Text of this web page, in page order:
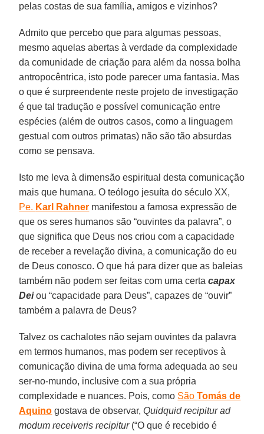
pelas costas de sua família, amigos e vizinhos?
Admito que percebo que para algumas pessoas,
mesmo aquelas abertas à verdade da complexidade
da comunidade de criação para além da nossa bolha
antropocêntrica, isto pode parecer uma fantasia. Mas
o que é surpreendente neste projeto de investigação
é que tal tradução e possível comunicação entre
espécies (além de outros casos, como a linguagem
gestual com outros primatas) não são tão absurdas
como se pensava.
Isto me leva à dimensão espiritual desta comunicação
mais que humana. O teólogo jesuíta do século XX,
Pe. Karl Rahner manifestou a famosa expressão de
que os seres humanos são “ouvintes da palavra”, o
que significa que Deus nos criou com a capacidade
de receber a revelação divina, a comunicação do eu
de Deus conosco. O que há para dizer que as baleias
também não podem ser feitas com uma certacapax
Deiou “capacidade para Deus”, capazes de “ouvir”
também a palavra de Deus?
Talvez os cachalotes não sejam ouvintes da palavra
em termos humanos, mas podem ser receptivos à
comunicação divina de uma forma adequada ao seu
ser-no-mundo, inclusive com a sua própria
complexidade e nuances. Pois, como SãoTomás de
Aquino gostava de observar,Quidquid recipitur ad
modum receiveris recipitur(“O que é recebido é